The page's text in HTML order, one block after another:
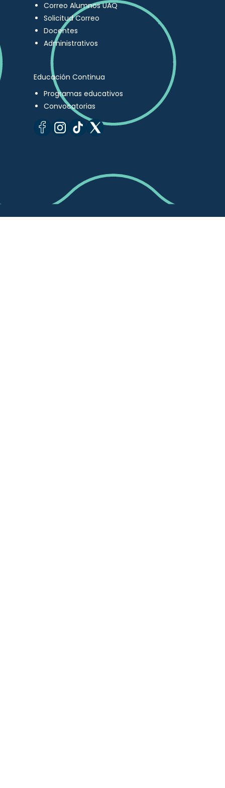
Correo Alumnos UAQ
Solicitud Correo
Docentes
Administrativos
Educación Continua
Programas educativos
Convocatorias